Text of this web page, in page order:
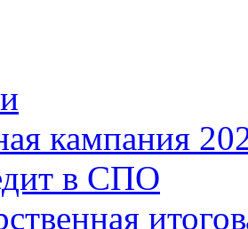
кампания
в СПО